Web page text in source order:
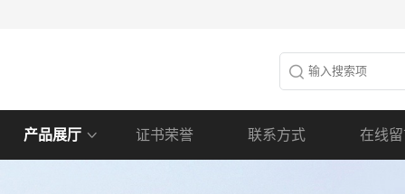
产品展厅 证书荣誉 联系方式 在线